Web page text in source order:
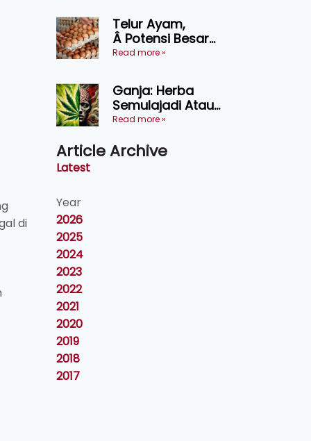
di
ASAS KEPADA
KEADILAN DAN
KEHARMONIAN
Telur Ayam,
Â Potensi Besar
Dalam Industri
Kosmetik dan
Penyelidikan
Read more »
Ganja: Herba
Semulajadi Atau
Ancaman
Read more »
Article Archive
Latest
Year
2026
2025
2024
2023
2022
2021
2020
2019
2018
2017